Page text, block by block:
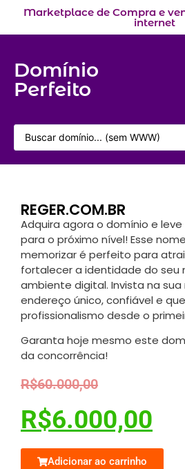
Marketplace de Compra e
internet
Domínio
Perfeito
REGER.COM.BR
Adquira agora o domínio e
para o próximo nível! Esse
memorizar é perfeito para
fortalecer a identidade do seu
ambiente digital. Invista na
endereço único, confiável e
profissionalismo desde o
Garanta hoje mesmo este
da concorrência!
R$60.000,00
R$6.000,00
Adicionar ao carrinho